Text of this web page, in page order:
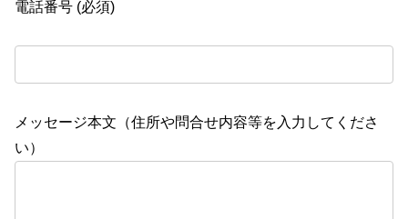
電話番号 (必須)
メッセージ本文（住所や問合せ内容等を入力してくださ
い）